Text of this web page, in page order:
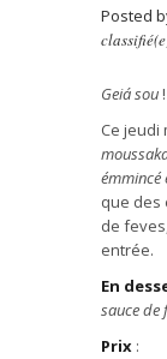
Posted
Geiá sou!
Ce jeudi
émmincé
que des
de
entrée.
En
sauce de
Prix :